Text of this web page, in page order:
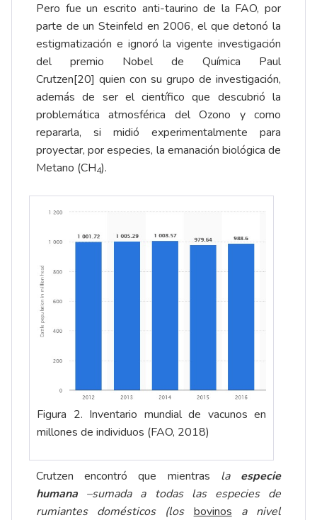
Pero fue un escrito anti-taurino de la FAO, por
parte de un Steinfeld en 2006, el que detonó la
estigmatización e ignoró la vigente investigación
del premio Nobel de Química Paul
Crutzen[20] quien con su grupo de investigación,
además de ser el científico que descubrió la
problemática atmosférica del Ozono y como
repararla, si midió experimentalmente para
proyectar, por especies, la emanación biológica de
Metano (CH4).
Figura 2. Inventario mundial de vacunos en
millones de individuos (FAO, 2018)
Crutzen encontró que mientras la especie
humana –sumada a todas las especies de
rumiantes domésticos (los bovinos a nivel